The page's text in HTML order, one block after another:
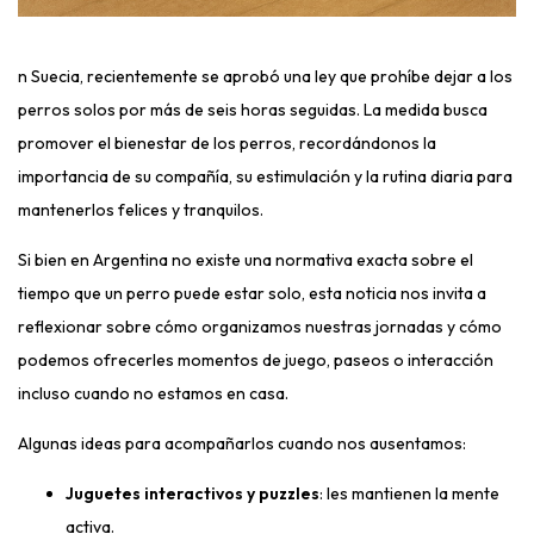
n Suecia, recientemente se aprobó una ley que prohíbe dejar a los
perros solos por más de seis horas seguidas. La medida busca
promover el bienestar de los perros, recordándonos la
importancia de su compañía, su estimulación y la rutina diaria para
mantenerlos felices y tranquilos.
Si bien en Argentina no existe una normativa exacta sobre el
tiempo que un perro puede estar solo, esta noticia nos invita a
reflexionar sobre cómo organizamos nuestras jornadas y cómo
podemos ofrecerles momentos de juego, paseos o interacción
incluso cuando no estamos en casa.
Algunas ideas para acompañarlos cuando nos ausentamos:
Juguetes interactivos y puzzles: les mantienen la mente
activa.